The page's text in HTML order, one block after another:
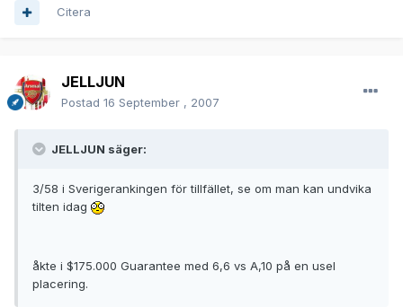
Citera
JELLJUN
Postad 16 September , 2007
JELLJUN säger:
3/58 i Sverigerankingen för tillfället, se om man kan undvika
tilten idag
åkte i $175.000 Guarantee med 6,6 vs A,10 på en usel
placering.